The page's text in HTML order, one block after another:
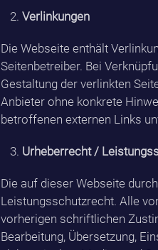
Verlinkungen
Die Webseite enthält
Seitenbetreiber. Bei
Gestaltung der verlinkten
Anbieter ohne konkrete
betroffenen externen Links
Urheberrecht /
Die auf dieser Webseite
Leistungsschutzrecht. Alle
vorherigen schriftlichen
Bearbeitung, Übersetzung,